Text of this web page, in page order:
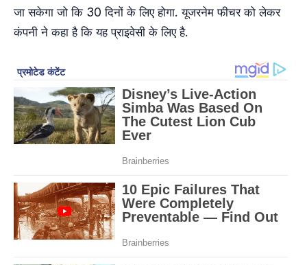
जा सकेगा जो कि 30 दिनों के लिए होगा. यूजरनेम फीचर को लेकर
कंपनी ने कहा है कि यह प्राइवेसी के लिए है.